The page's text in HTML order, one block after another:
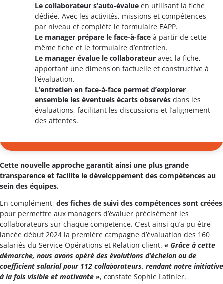
Le collaborateur s’auto-évalue en utilisant la fiche
dédiée. Avec les activités, missions et compétences
par niveau et complète le formulaire EAPP.
Le manager prépare le face-à-face à partir de cette
même fiche et le formulaire d’entretien.
Le manager évalue le collaborateur avec la fiche,
apportant une dimension factuelle et constructive à
l’évaluation.
L’entretien en face-à-face permet d’explorer
ensemble les éventuels écarts observés dans les
évaluations, facilitant les discussions et l’alignement
des attentes.
Cette nouvelle approche garantit ainsi une plus grande
transparence et facilite le développement des compétences au
sein des équipes.
En complément, des fiches de suivi des compétences sont créées
pour permettre aux managers d’évaluer précisément les
collaborateurs sur chaque compétence. C’est ainsi qu’a pu être
lancée début 2024 la première campagne d’évaluation des 160
salariés du Service Opérations et Relation client. « Grâce à cette
démarche, nous avons opéré des évolutions d’échelon ou de
coefficient salarial pour 112 collaborateurs, rendant notre initiative
à la fois visible et motivante », constate Sophie Latinier.